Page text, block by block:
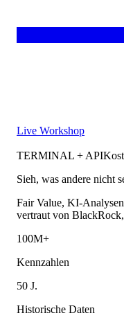
Live Workshop
TERMINAL + API
Sieh, was andere nicht
Fair Value, KI-
vertraut von
100M+
Kennzahlen
50 J.
Historische Daten